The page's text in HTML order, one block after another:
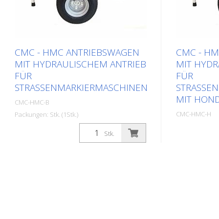
CMC - HMC ANTRIEBSWAGEN
MIT HYDRAULISCHEM ANTRIEB
FÜR
STRASSENMARKIERMASCHINEN
CMC-HMC-B
Packungen: Stk. (1Stk.)
Erweitern Sie Ihre Produktivität mit
dem hydraulisch angetriebenen
Stk.
CMC -
MIT
FÜR
IT
CMC-HMC-H
Erweitern